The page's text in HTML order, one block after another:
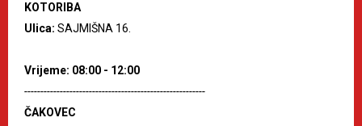
KOTORIBA
Ulica: SAJMIŠNA 16.
Vrijeme: 08:00 - 12:00
--------------------------------------------------------
ČAKOVEC